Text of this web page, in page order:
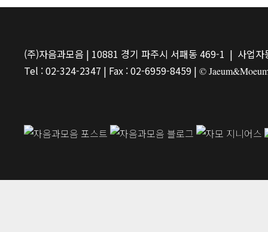
(주)자음과모음 | 10881 경기 파주시 서패동 469-1 | 사업
Tel : 02-324-2347 | Fax : 02-6959-8459 | ©